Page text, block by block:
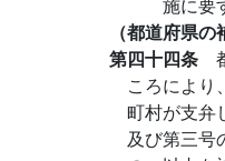
（都道府県の
第四十四条
ころにより
町村が支弁
及び第三号